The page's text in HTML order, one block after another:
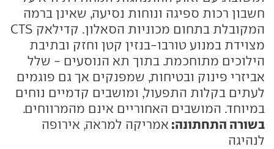
חשבון רכות ספיגה ונוחות נסיעה, שאינן ברמה
המקובלת בתחום מכוניות הסאלון. קדילאק CTS
מצוידת במנוע טורבו-בנזין קטן וחזק ובתיבת
הילוכים מתוחכמת. בתוך תא הנוסעים - שלל
אביזרי פינוק ובטיחות, שמפנקים אך גם פוגמים
לעתים בקלות התפעול, ומושבים קדמיים נוחים
במיוחד. המושבים האחוריים אינם מהמרווחים.
בשורה התחתונה: אמריקה למראה, אירופה
לנהיגה